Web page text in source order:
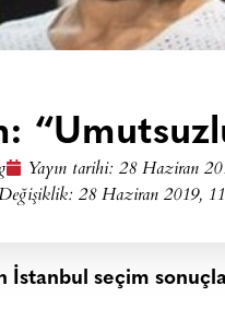
Yayın tarihi: 28 Haziran
28 Haziran 2019,
İstanbul seçim